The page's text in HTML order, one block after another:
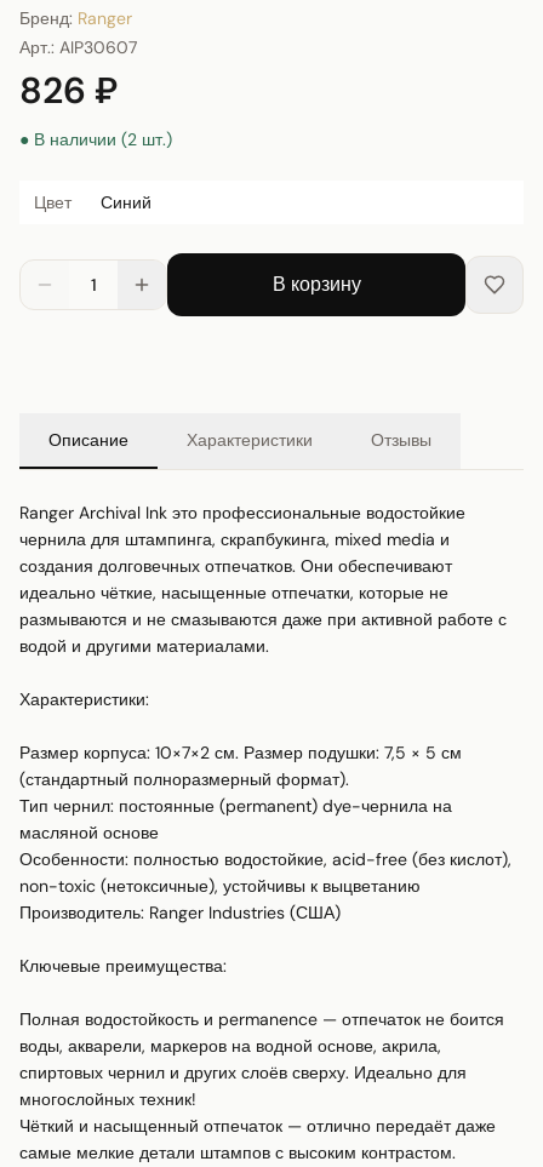
Бренд: Ranger
Арт.: AIP30607
826 ₽
● В наличии (2 шт.)
Цвет Синий
1 В корзину
Описание Характеристики Отзывы
Ranger Archival Ink это профессиональные водостойкие
чернила для штампинга, скрапбукинга, mixed media и
создания долговечных отпечатков. Они обеспечивают
идеально чёткие, насыщенные отпечатки, которые не
размываются и не смазываются даже при активной работе с
водой и другими материалами.
Характеристики:
Размер корпуса: 10×7×2 см. Размер подушки: 7,5 × 5 см
(стандартный полноразмерный формат).
Тип чернил: постоянные (permanent) dye-чернила на
масляной основе
Особенности: полностью водостойкие, acid-free (без кислот),
non-toxic (нетоксичные), устойчивы к выцветанию
Производитель: Ranger Industries (США)
Ключевые преимущества:
Полная водостойкость и permanence — отпечаток не боится
воды, акварели, маркеров на водной основе, акрила,
спиртовых чернил и других слоёв сверху. Идеально для
многослойных техник!
Чёткий и насыщенный отпечаток — отлично передаёт даже
самые мелкие детали штампов с высоким контрастом.